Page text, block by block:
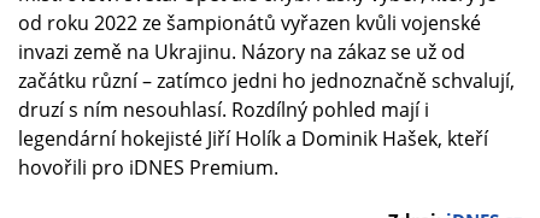
od roku 2022 ze šampionátů vyřazen kvůli vojenské
invazi země na Ukrajinu. Názory na zákaz se už od
začátku různí – zatímco jedni ho jednoznačně schvalují,
druzí s ním nesouhlasí. Rozdílný pohled mají i
legendární hokejisté Jiří Holík a Dominik Hašek, kteří
hovořili pro iDNES Premium.